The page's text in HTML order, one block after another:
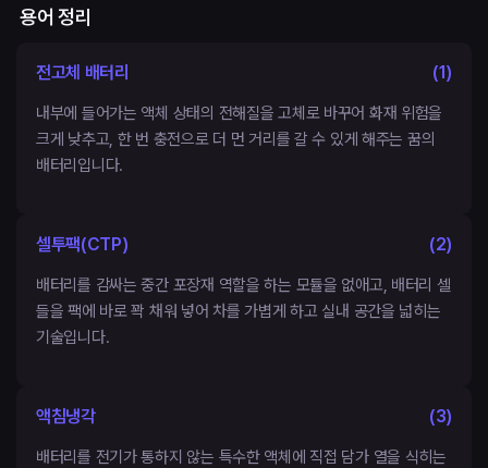
용어 정리
전고체 배터리 (1)
내부에 들어가는 액체 상태의 전해질을 고체로 바꾸어 화재 위험을
크게 낮추고, 한 번 충전으로 더 먼 거리를 갈 수 있게 해주는 꿈의
배터리입니다.
셀투팩(CTP) (2)
배터리를 감싸는 중간 포장재 역할을 하는 모듈을 없애고, 배터리 셀
들을 팩에 바로 꽉 채워 넣어 차를 가볍게 하고 실내 공간을 넓히는
기술입니다.
액침냉각 (3)
배터리를 전기가 통하지 않는 특수한 액체에 직접 담가 열을 식히는